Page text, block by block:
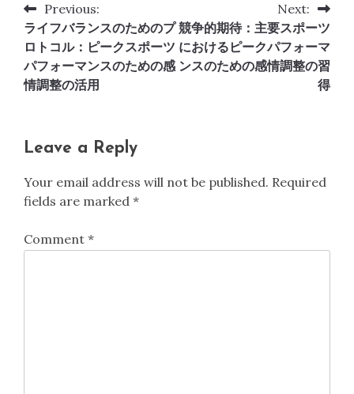
Post
navigation
Previous:
ライフバランスのためのプ
ロトコル：ピークスポーツ
パフォーマンスのための感
情調整の活用
Next:
競争的期待：主要スポーツ
におけるピークパフォーマ
ンスのための感情調整の習
得
Leave a Reply
Your email address will not be published. Required
fields are marked *
Comment *